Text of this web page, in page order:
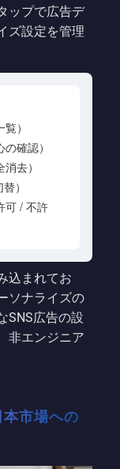
ップで広告デ
ズ設定を管理
）
確認）
去）
）
可 / 不許
込まれてお
ソナライズの
SNS広告の設
非エンジニア
市場への